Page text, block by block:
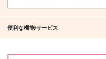
便利な機能/サービス